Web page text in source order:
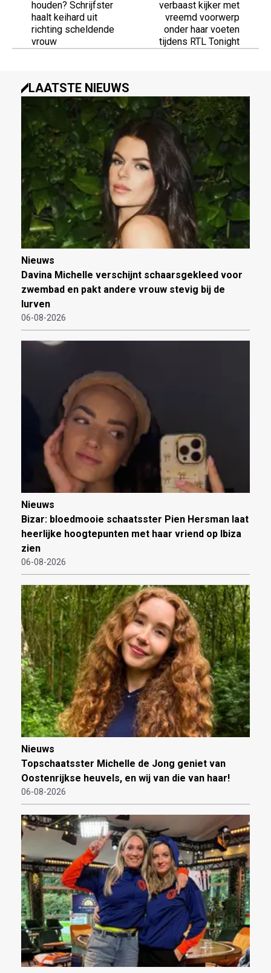
houden? Schrijfster
haalt keihard uit
richting scheldende
vrouw
verbaast kijker met
vreemd voorwerp
onder haar voeten
tijdens RTL Tonight
LAATSTE NIEUWS
Nieuws
Davina Michelle verschijnt schaarsgekleed voor
zwembad en pakt andere vrouw stevig bij de
lurven
06-08-2026
Nieuws
Bizar: bloedmooie schaatsster Pien Hersman laat
heerlijke hoogtepunten met haar vriend op Ibiza
zien
06-08-2026
Nieuws
Topschaatsster Michelle de Jong geniet van
Oostenrijkse heuvels, en wij van die van haar!
06-08-2026